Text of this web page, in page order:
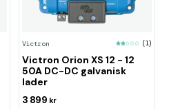
Victron (1)
Victron Orion XS 12 - 12
50A DC-DC galvanisk
lader
3 899 kr